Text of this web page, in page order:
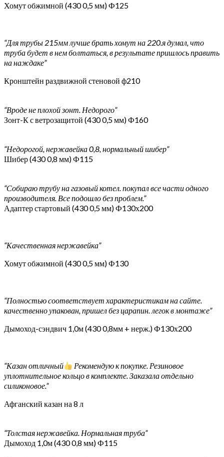
Хомут обжимной (430 0,5 мм) Ф125
“Для трубы 215мм лучше брать хомут на 220.я думал, что
труба будет в нем болтаться, в результате пришлось править
на наждаке”
Кронштейн раздвижной стеновой ф210
“Вроде не плохой зонт. Недорого”
Зонт-К с ветрозащитой (430 0,5 мм) Ф160
“Недорогой, нержавейка 0,8, нормальный шибер”
Шибер (430 0,8 мм) Ф115
“Собираю трубу на газовый котел. покупал все части одного
производителя. Все подошло без проблем.”
Адаптер стартовый (430 0,5 мм) Ф130х200
“Качественная нержавейка”
Хомут обжимной (430 0,5 мм) Ф130
“Полностью соответствует характеристикам на сайте.
качественно упакован, пришел без царапин. легок в монтаже”
Дымоход-сэндвич 1,0м (430 0,8мм + нерж.) Ф130х200
“Казан отличный
Рекомендую к покупке. Резиновое
уплотнительное кольцо в комплекте. Заказала отдельно
силиконовое.”
Афганский казан на 8 л
“Толстая нержавейка. Нормальная труба”
Дымоход 1,0м (430 0,8 мм) Ф115